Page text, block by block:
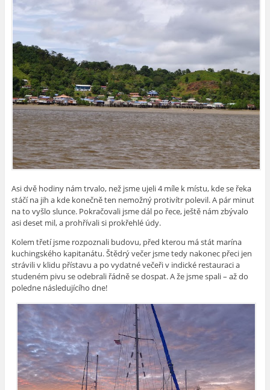
Asi dvě hodiny nám trvalo, než jsme ujeli 4 míle k místu, kde se řeka
stáčí na jih a kde konečně ten nemožný protivítr polevil. A pár minut
na to vyšlo slunce. Pokračovali jsme dál po řece, ještě nám zbývalo
asi deset mil, a prohřívali si prokřehlé údy.
Kolem třetí jsme rozpoznali budovu, před kterou má stát marína
kuchingského kapitanátu. Štědrý večer jsme tedy nakonec přeci jen
strávili v klidu přístavu a po vydatné večeři v indické restauraci a
studeném pivu se odebrali řádně se dospat. A že jsme spali – až do
poledne následujícího dne!